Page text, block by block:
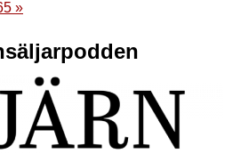
»